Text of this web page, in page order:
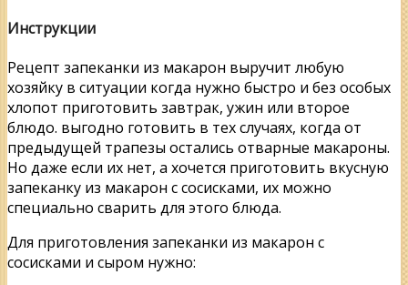
Инструкции
Рецепт запеканки из макарон выручит любую
хозяйку в ситуации когда нужно быстро и без особых
хлопот приготовить завтрак, ужин или второе
блюдо. выгодно готовить в тех случаях, когда от
предыдущей трапезы остались отварные макароны.
Но даже если их нет, а хочется приготовить вкусную
запеканку из макарон с сосисками, их можно
специально сварить для этого блюда.
Для приготовления запеканки из макарон с
сосисками и сыром нужно: